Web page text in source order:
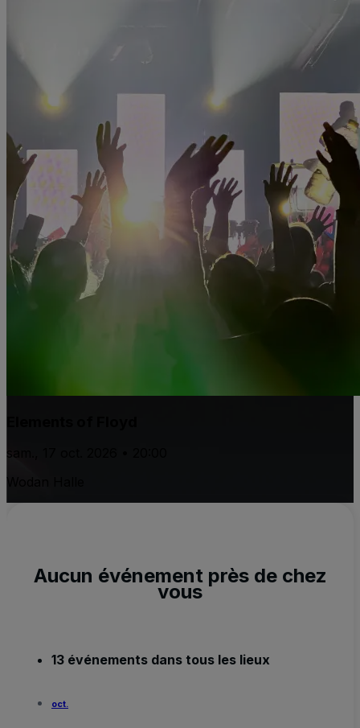
sam., 17 oct. 2026 • 20:00
Aucun événement près de chez
vous
13 événements dans tous les lieux
oct.